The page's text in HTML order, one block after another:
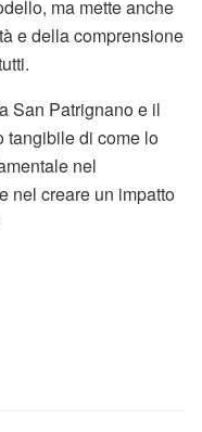
ma mette anche
e della comprensione
San Patrignano e il
tangibile di come lo
nel
nel creare un impatto